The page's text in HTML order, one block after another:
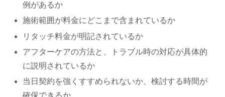
例があるか
施術範囲が料金にどこまで含まれているか
リタッチ料金が明記されているか
アフターケアの方法と、トラブル時の対応が具体的
に説明されているか
当日契約を強くすすめられないか、検討する時間が
確保できるか